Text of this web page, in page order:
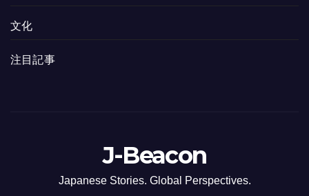
文化
注目記事
J-Beacon
Japanese Stories. Global Perspectives.